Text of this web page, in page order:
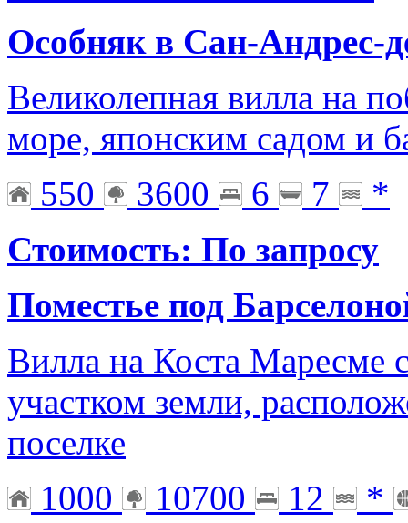
Особняк в Сан-Андрес-
Великолепная вилла на
море, японским садом и
550
3600 6 7
*
Стоимость: По запросу
Поместье под
Вилла на Коста Маресме
участком земли,
поселке
1000
10700 12
*